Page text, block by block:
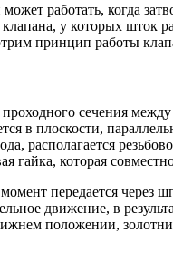
работать, когда
у которых шток
принцип работы
сечения
в плоскости,
располагается
гайка, которая
передается
движение, в
положении,